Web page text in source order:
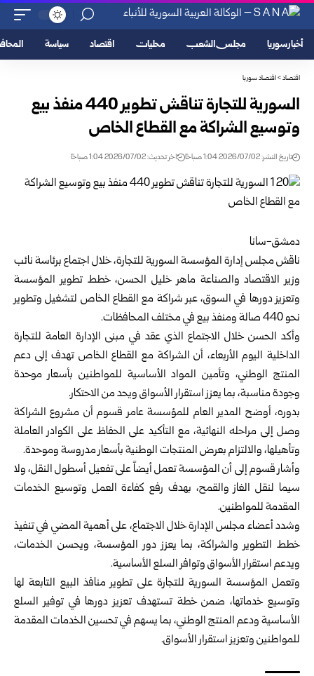
أخبار سوريا مجلس الشعب محليات اقتصاد سياسة
اقتصاد>اقتصاد سوريا
السورية للتجارة تناقش تطوير 440 منفذ بيع
وتوسيع الشراكة مع القطاع الخاص
تاريخ النشر: 2026/07/02 1:04 صباحًا اخر تحديث: 2026/07/02 1:04 صباحًا
دمشق-سانا
ناقش مجلس إدارةالمؤسسة السورية للتجارة، خلال اجتماع برئاسة نائب
وزير الاقتصاد والصناعة ماهر خليل الحسن، خطط تطوير المؤسسة
وتعزيز دورها في السوق، عبر شراكة مع القطاع الخاص لتشغيل وتطوير
نحو 440 صالة ومنفذ بيع في مختلف المحافظات.
وأكد الحسن خلال الاجتماع الذي عقد في مبنى الإدارة العامة للتجارة
الداخلية اليوم الأربعاء، أن الشراكة مع القطاع الخاص تهدف إلى دعم
المنتج الوطني، وتأمين المواد الأساسية للمواطنين بأسعار موحدة
وجودة مناسبة، بما يعزز استقرار الأسواق ويحد من الاحتكار.
بدوره، أوضح المدير العام للمؤسسة عامر قسوم أن مشروع الشراكة
وصل إلى مراحله النهائية، مع التأكيد على الحفاظ على الكوادر العاملة
وتأهيلها، والالتزام بعرض المنتجات الوطنية بأسعار مدروسة وموحدة.
وأشار قسوم إلى أن المؤسسة تعمل أيضاً على تفعيل أسطول النقل، ولا
سيما لنقل الغاز والقمح، بهدف رفع كفاءة العمل وتوسيع الخدمات
المقدمة للمواطنين.
وشدد أعضاء مجلس الإدارة خلال الاجتماع، على أهمية المضي في تنفيذ
خطط التطوير والشراكة، بما يعزز دور المؤسسة، ويحسن الخدمات،
ويدعم استقرار الأسواق وتوافر السلع الأساسية.
وتعمل المؤسسة السورية للتجارة على تطوير منافذ البيع التابعة لها
وتوسيع خدماتها، ضمن خطة تستهدف تعزيز دورها في توفير السلع
الأساسية ودعم المنتج الوطني، بما يسهم في تحسين الخدمات المقدمة
للمواطنين وتعزيز استقرار الأسواق.